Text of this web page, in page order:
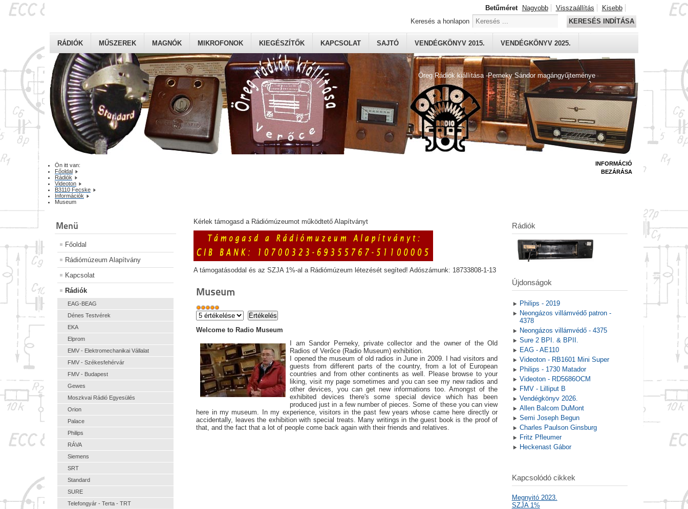
Öreg Rádiók kiállítása -Perneky Sándor magángyűjteménye
RÁDIÓK MŰSZEREK MAGNÓK MIKROFONOK KIEGÉSZÍTŐK KAPCSOLAT SAJTÓ VENDÉGKÖNYV 2015. VENDÉGKÖNYV 2025.
Betűméret Nagyobb Visszaállítás
Kisebb
Keresés a honlapon
KERESÉS INDÍTÁSA
Ön itt van:
Főoldal
Rádiók
Videoton
B3110 Fecske
Információk
Museum
Menü
Főoldal
Rádiómúzeum Alapítvány
Kapcsolat
Rádiók
EAG-BEAG
Dénes Testvérek
EKA
Elprom
EMV - Elektromechanikai Vállalat
FMV - Székesfehérvár
FMV - Budapest
Gewes
Moszkvai Rádió Egyesülés
Orion
Palace
Philips
RÁVA
Siemens
SRT
Standard
SURE
Telefongyár - Terta - TRT
Kérlek támogasd a Rádiómúzeumot működtető Alapítványt
A támogatásoddal és az SZJA 1%-al a Rádiómúzeum létezését segíted! Adószámunk: 18733808-1-13
Museum
Welcome to Radio Museum
I am Sandor Perneky, private collector and the owner of the Old
Radios of Verőce (Radio Museum) exhibition.
I opened the museum of old radios in June in 2009. I had visitors and
guests from different parts of the country, from a lot of European
countries and from other continents as well. Please browse to your
liking, visit my page sometimes and you can see my new radios and
other devices, you can get new informations too. Amongst of the
exhibited devices there's some special device which has been
produced just in a few number of pieces. Some of these you can view
here in my museum. In my experience, visitors in the past few years whose came here directly or
accidentally, leaves the exhibition with special treats. Many writings in the guest book is the proof of
that, and the fact that a lot of people come back again with their friends and relatives.
INFORMÁCIÓ
BEZÁRÁSA
Rádiók
Újdonságok
Philips - 2019
Neongázos villámvédő patron -
4378
Neongázos villámvédő - 4375
Sure 2 BPI. & BPII.
EAG - AE110
Videoton - RB1601 Mini Super
Philips - 1730 Matador
Videoton - RD5686OCM
FMV - Lilliput B
Vendégkönyv 2026.
Allen Balcom DuMont
Semi Joseph Begun
Charles Paulson Ginsburg
Fritz Pfleumer
Heckenast Gábor
Kapcsolódó cikkek
Megnyitó 2023.
SZJA 1%